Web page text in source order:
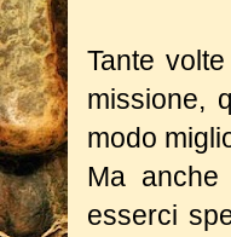
Tante
missione,
modo
Ma anche
esserci